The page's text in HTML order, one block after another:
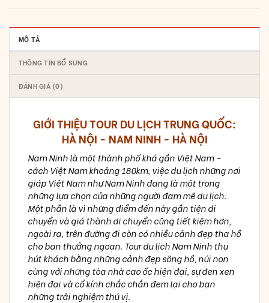
MÔ TẢ
THÔNG TIN BỔ SUNG
ĐÁNH GIÁ (0)
GIỚI THIỆU TOUR DU LỊCH TRUNG QUỐC:
HÀ NỘI - NAM NINH - HÀ NỘI
Nam Ninh là một thành phố khá gần Việt Nam -
cách Việt Nam khoảng 180km, việc du lịch những nơi
giáp Việt Nam như Nam Ninh đang là một trong
những lựa chọn của những người đam mê du lịch.
Một phần là vì những điểm đến này gần tiện di
chuyển và giá thành di chuyển cũng tiết kiệm hơn,
ngoài ra, trên đường đi còn có nhiều cảnh đẹp tha hồ
cho bạn thưởng ngoạn. Tour du lịch Nam Ninh thu
hút khách bằng những cảnh đẹp sông hồ, núi non
cùng với những tòa nhà cao ốc hiện đại, sự đen xen
hiện đại và cổ kính chắc chắn đem lại cho bạn
những trải nghiệm thú vị.